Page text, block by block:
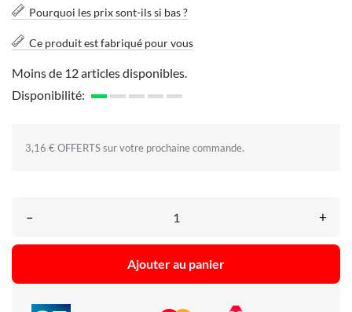
Pourquoi les prix sont-ils si bas ?
Ce produit est fabriqué pour vous
Moins de 12 articles disponibles.
Disponibilité:
3,16 € OFFERTS sur votre prochaine commande.
– +
Ajouter au panier